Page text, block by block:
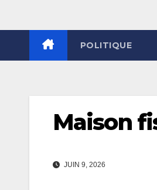
POLITIQUE
Maison
JUIN 9, 2026